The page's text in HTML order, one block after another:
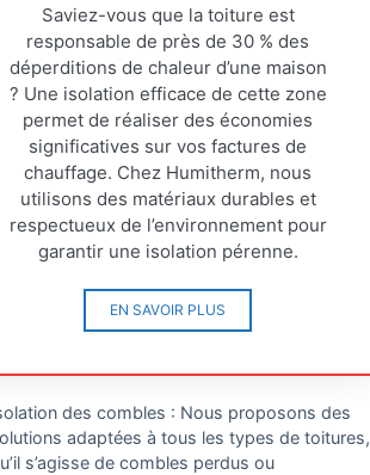
Saviez-vous que la toiture est
responsable de près de 30 % des
déperditions de chaleur d’une maison
? Une isolation efficace de cette zone
permet de réaliser des économies
significatives sur vos factures de
chauffage. Chez Humitherm, nous
utilisons des matériaux durables et
respectueux de l’environnement pour
garantir une isolation pérenne.
EN SAVOIR PLUS
des combles : Nous proposons des
adaptées à tous les types de toitures,
s’agisse de combles perdus ou